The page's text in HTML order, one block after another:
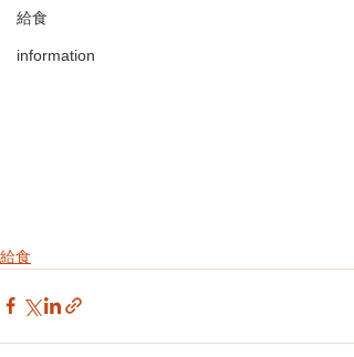
給食
information
給食